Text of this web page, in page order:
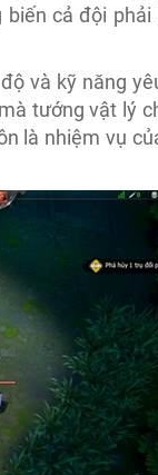
cả đội
và kỹ năng
tướng vật lý
là nhiệm vụ